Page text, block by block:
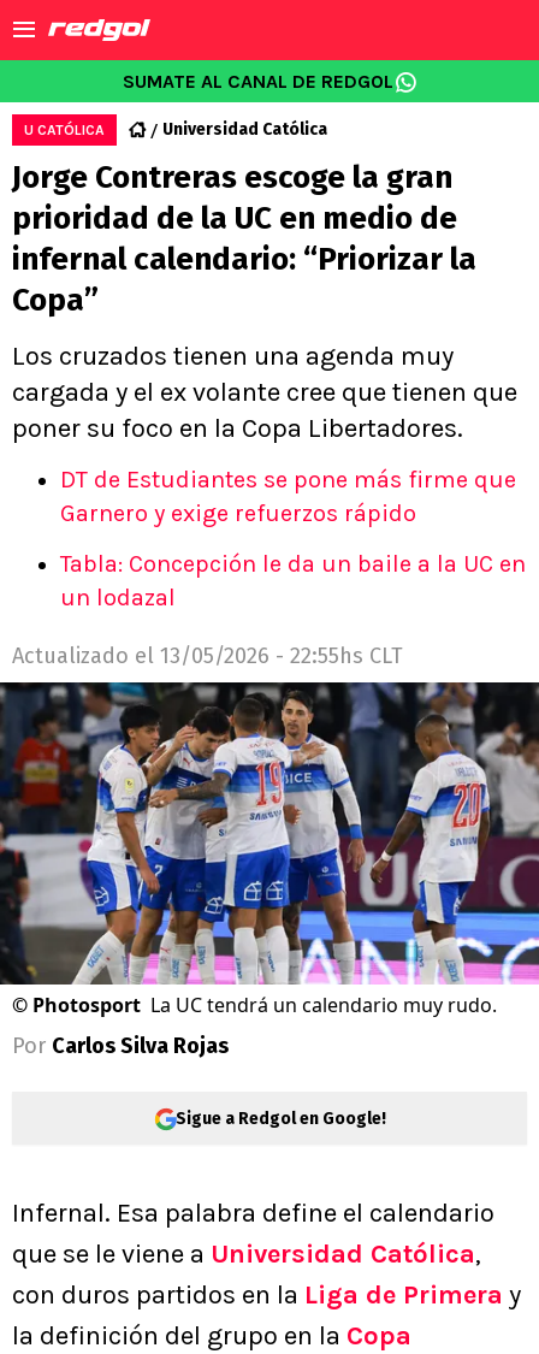
SUMATE AL CANAL DE REDGOL
U CATÓLICA Universidad Católica
Jorge Contreras escoge la gran
prioridad de la UC en medio de
infernal calendario: “Priorizar la
Copa”
Los cruzados tienen una agenda muy
cargada y el ex volante cree que tienen que
poner su foco en la Copa Libertadores.
DT de Estudiantes se pone más firme que
Garnero y exige refuerzos rápido
Tabla: Concepción le da un baile a la UC en
un lodazal
Actualizado el 13/05/2026 - 22:55hs CLT
© Photosport La UC tendrá un calendario muy rudo.
Por Carlos Silva Rojas
Sigue a Redgol en Google!
Infernal. Esa palabra define el calendario
que se le viene a Universidad Católica,
con duros partidos en la Liga de Primera y
la definición del grupo en la Copa